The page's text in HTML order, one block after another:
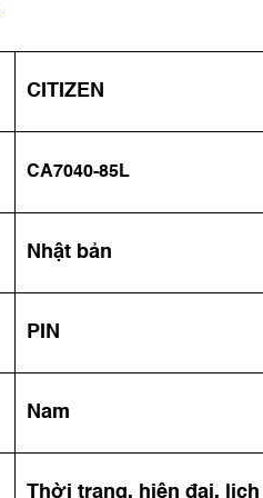
CITIZEN
CA7040-85L
Nhật bản
PIN
Nam
Thời trang, hiện đại, lịch